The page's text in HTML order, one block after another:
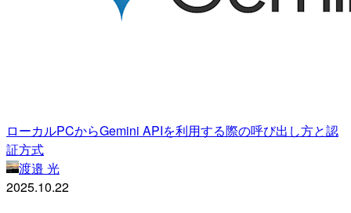
ローカルPCからGemini APIを利用する際の呼び出し方と認
証方式
渡邉 光
2025.10.22